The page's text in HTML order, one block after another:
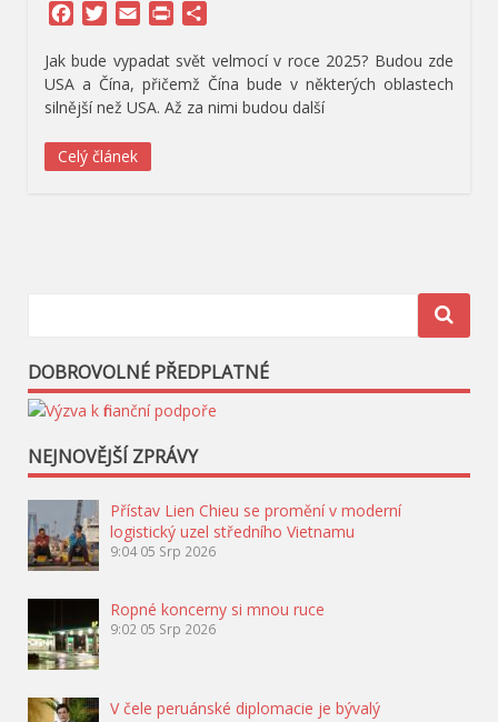
Facebook
Twitter
Email Print
Jak bude vypadat svět velmocí v roce 2025? Budou zde
USA a Čína, přičemž Čína bude v některých oblastech
silnější než USA. Až za nimi budou další
Celý článek
DOBROVOLNÉ PŘEDPLATNÉ
NEJNOVĚJŠÍ ZPRÁVY
Přístav Lien Chieu se promění v moderní
logistický uzel středního Vietnamu
9:04 05 Srp 2026
Ropné koncerny si mnou ruce
9:02 05 Srp 2026
V čele peruánské diplomacie je bývalý